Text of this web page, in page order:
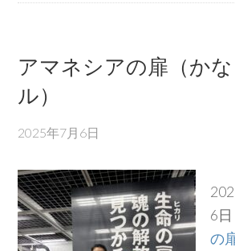
アマネシアの扉（か
ル）
2025年7月6日
6
の